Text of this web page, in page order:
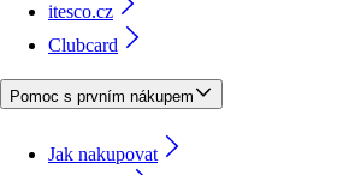
itesco.cz
Clubcard
Pomoc s prvním nákupem
Jak nakupovat